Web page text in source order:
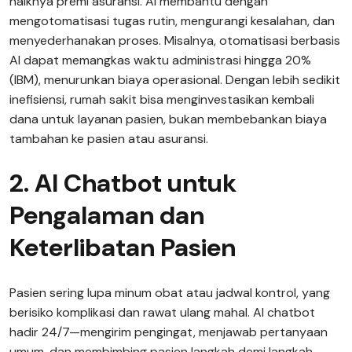
mengotomatisasi tugas rutin, mengurangi kesalahan, dan
menyederhanakan proses. Misalnya, otomatisasi berbasis
AI dapat memangkas waktu administrasi hingga 20%
(IBM), menurunkan biaya operasional. Dengan lebih sedikit
inefisiensi, rumah sakit bisa menginvestasikan kembali
dana untuk layanan pasien, bukan membebankan biaya
tambahan ke pasien atau asuransi.
2. AI Chatbot untuk
Pengalaman dan
Keterlibatan Pasien
Pasien sering lupa minum obat atau jadwal kontrol, yang
berisiko komplikasi dan rawat ulang mahal. AI chatbot
hadir 24/7—mengirim pengingat, menjawab pertanyaan